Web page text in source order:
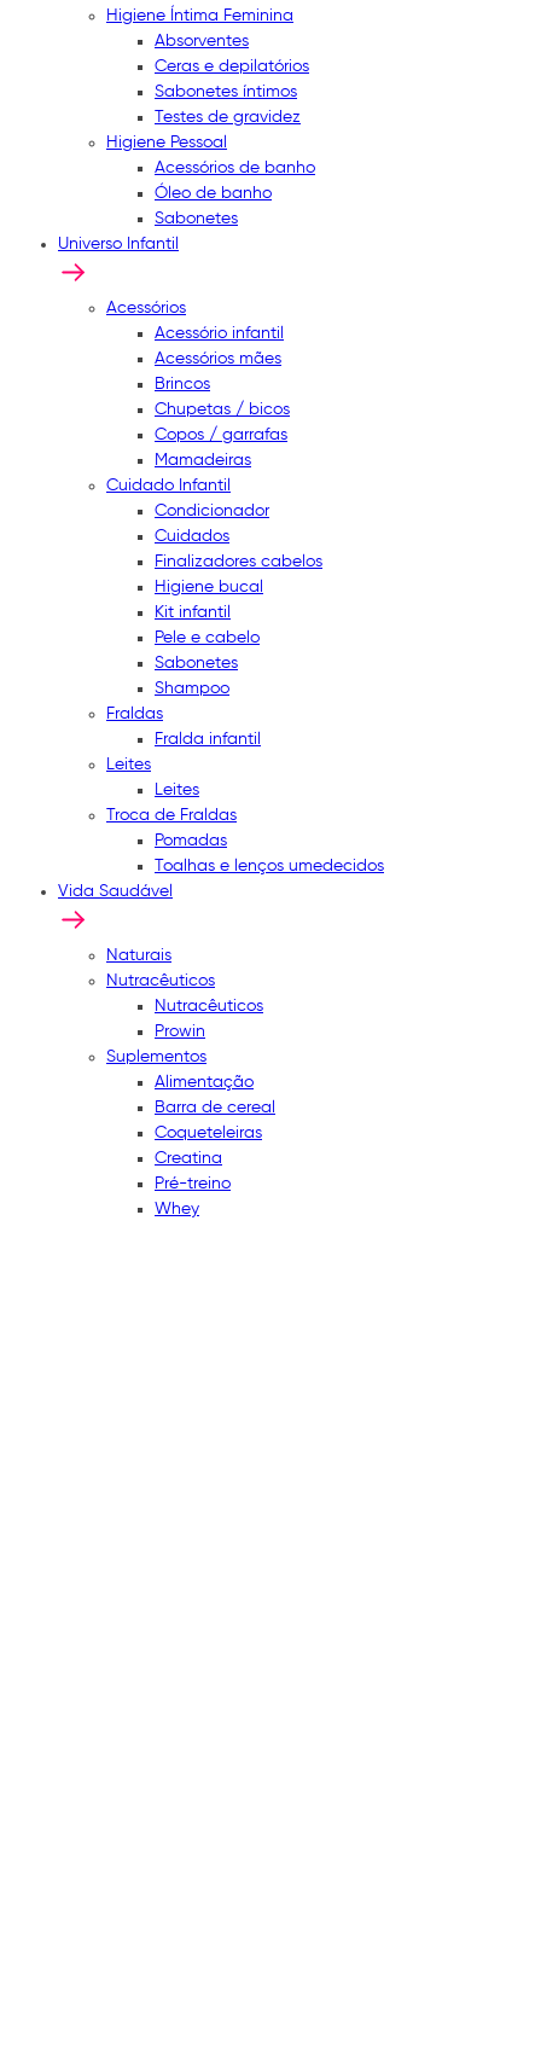
Higiene Íntima Feminina
Absorventes
Ceras e depilatórios
Sabonetes íntimos
Testes de gravidez
Higiene Pessoal
Acessórios de banho
Óleo de banho
Sabonetes
Universo Infantil
Acessórios
Acessório infantil
Acessórios mães
Brincos
Chupetas / bicos
Copos / garrafas
Mamadeiras
Cuidado Infantil
Condicionador
Cuidados
Finalizadores cabelos
Higiene bucal
Kit infantil
Pele e cabelo
Sabonetes
Shampoo
Fraldas
Fralda infantil
Leites
Leites
Troca de Fraldas
Pomadas
Toalhas e lenços umedecidos
Vida Saudável
Naturais
Nutracêuticos
Nutracêuticos
Prowin
Suplementos
Alimentação
Barra de cereal
Coqueteleiras
Creatina
Pré-treino
Whey